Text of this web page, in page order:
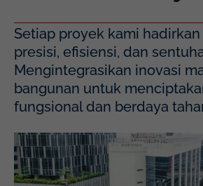
Setiap proyek kami
presisi, efisiensi, dan
Mengintegrasikan inovasi
bangunan untuk
fungsional dan berdaya
Mayapada Hospital Kuningan
Selatan.
Lihat Detail Proyek